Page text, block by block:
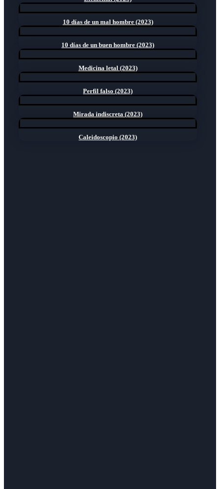
10 días de un mal hombre (2023)
10 días de un buen hombre (2023)
Medicina letal (2023)
Perfil falso (2023)
Mirada indiscreta (2023)
Caleidoscopio (2023)